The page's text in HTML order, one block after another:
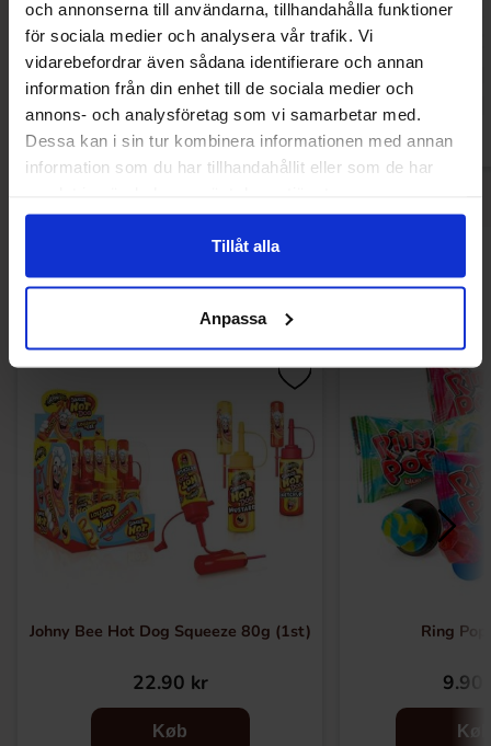
och annonserna till användarna, tillhandahålla funktioner
för sociala medier och analysera vår trafik. Vi
vidarebefordrar även sådana identifierare och annan
information från din enhet till de sociala medier och
annons- och analysföretag som vi samarbetar med.
Dessa kan i sin tur kombinera informationen med annan
information som du har tillhandahållit eller som de har
Tillåt alla
Anpassa
36.90 kr
Køb
Cream
Andre kunne lide
Johny Bee Hot Dog Squeeze 80g (1st)
22.90 kr
Køb
Ring
9.90
Køb